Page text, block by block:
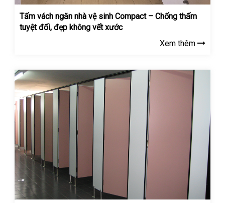
Tấm vách ngăn nhà vệ sinh Compact – Chống thấm
tuyệt đối, đẹp không vết xước
Xem thêm